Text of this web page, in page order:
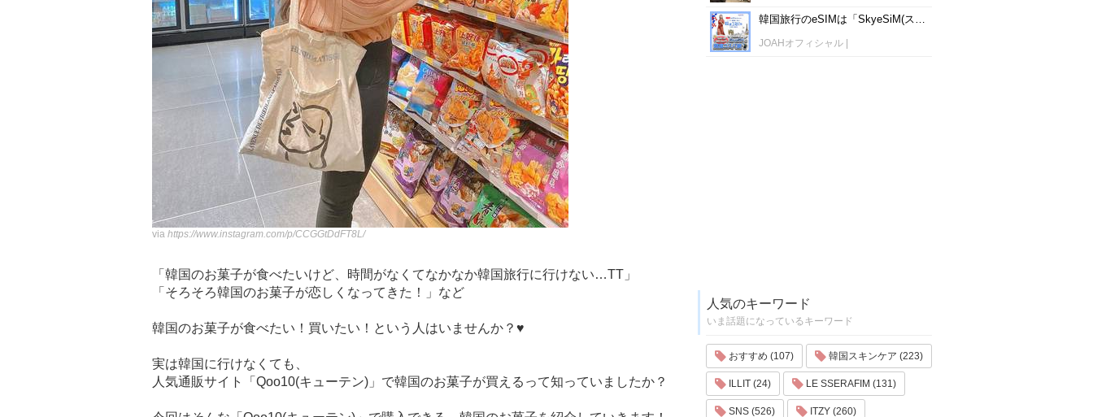
via https://www.instagram.com/p/CCGGtDdFT8L/
「韓国のお菓子が食べたいけど、時間がなくてなかなか韓国旅行に行けない…TT」
「そろそろ韓国のお菓子が恋しくなってきた！」など
韓国のお菓子が食べたい！買いたい！という人はいませんか？♥
実は韓国に行けなくても、
人気通販サイト「Qoo10(キューテン)」で韓国のお菓子が買えるって知っていましたか？
韓国旅行のeSIMは「SkyeSiM(スカイイーシム)」！1日単位で最安値380円から利用可能！
JOAHオフィシャル|
人気のキーワード
いま話題になっているキーワード
おすすめ (107) 韓国スキンケア (223)
ILLIT (24) LE SSERAFIM (131)
SNS (526) ITZY (260)